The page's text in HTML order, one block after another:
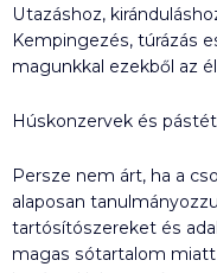
Utazáshoz,
Kempingezés, túrázás
magunkkal ezekből az
Húskonzervek és
Persze nem árt, ha a
alaposan
tartósítószereket és
magas sótartalom